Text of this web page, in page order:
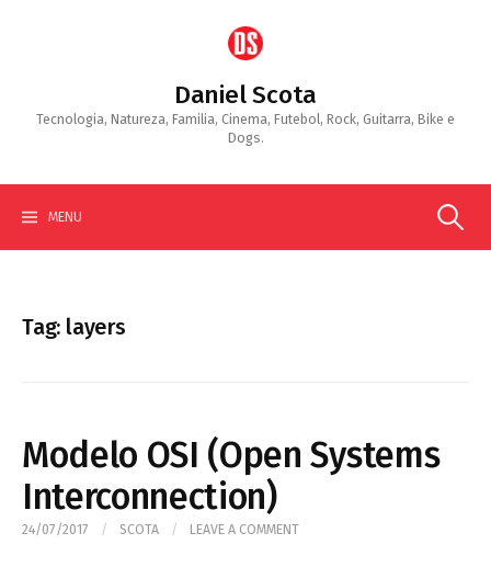
Daniel Scota
Tecnologia, Natureza, Familia, Cinema, Futebol, Rock, Guitarra, Bike e
Dogs.
MENU Search
Tag: layers
Modelo OSI (Open Systems
Interconnection)
24/07/2017 / SCOTA / LEAVE A COMMENT